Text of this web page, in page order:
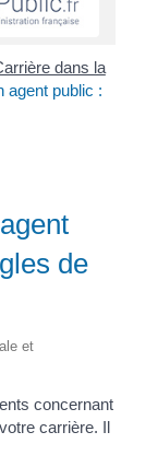
dans la
agent public :
de
et
concernant
carrière. Il